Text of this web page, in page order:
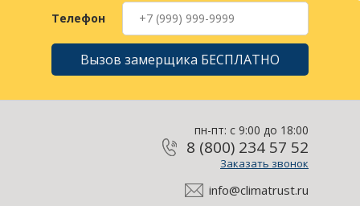
Телефон
Вызов замерщика БЕСПЛАТНО
пн-пт: с 9:00 до 18:00
8 (800) 234 57 52
Заказать звонок
info@climatrust.ru